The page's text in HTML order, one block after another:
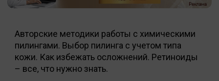
Авторские методики работы с химическими
пилингами. Выбор пилинга с учетом типа
кожи. Как избежать осложнений. Ретиноиды
– все, что нужно знать.